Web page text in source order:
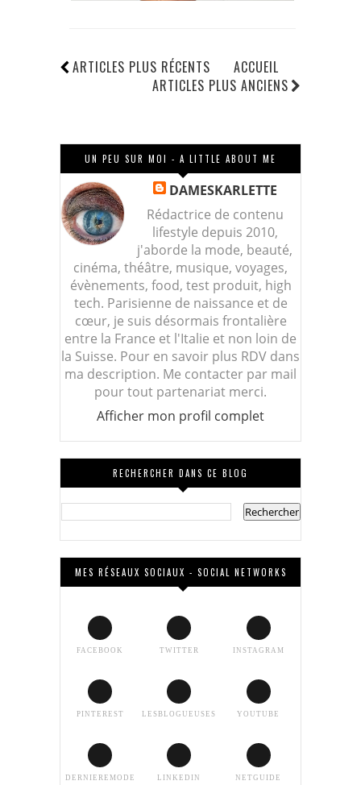
ARTICLES PLUS RÉCENTS
ARTICLES PLUS ANCIENS
ACCUEIL
UN PEU SUR MOI - A LITTLE ABOUT ME
DAMESKARLETTE
Rédactrice de contenu
lifestyle depuis 2010,
j'aborde la mode, beauté,
cinéma, théâtre, musique, voyages,
évènements, food, test produit, high
tech. Parisienne de naissance et de
cœur, je suis désormais frontalière
entre la France et l'Italie et non loin de
la Suisse. Pour en savoir plus RDV dans
ma description. Me contacter par mail
pour tout partenariat merci.
Afficher mon profil complet
RECHERCHER DANS CE BLOG
MES RÉSEAUX SOCIAUX - SOCIAL NETWORKS
FACEBOOK TWITTER INSTAGRAM
PINTEREST LESBLOGUEUSES YOUTUBE
DERNIEREMODE LINKEDIN NETGUIDE